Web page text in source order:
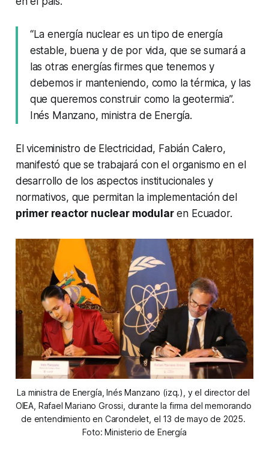
“La energía nuclear es un tipo de energía
estable, buena y de por vida, que se sumará a
las otras energías firmes que tenemos y
debemos ir manteniendo, como la térmica, y las
que queremos construir como la geotermia”.
Inés Manzano, ministra de Energía.
El viceministro de Electricidad, Fabián Calero,
manifestó que se trabajará con el organismo en el
desarrollo de los aspectos institucionales y
normativos, que permitan la implementación del
primer reactor nuclear modularen Ecuador.
La ministra de Energía, Inés Manzano (izq.), y el director del
OIEA, Rafael Mariano Grossi, durante la firma del memorando
de entendimiento en Carondelet, el 13 de mayo de 2025.
Foto: Ministerio de Energía